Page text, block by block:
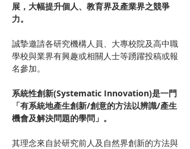
展，大幅提升個人、教育界及產業界之競爭
力。
誠摯邀請各研究機構人員、大專校院及高中職
學校與業界有興趣或相關人士等踴躍投稿或報
名參加。
系統性創新(Systematic Innovation)是一門
「有系統地產生創新/創意的方法以辨識/產生
機會及解決問題的學問」。
其理念來自於研究前人及自然界創新的方法與